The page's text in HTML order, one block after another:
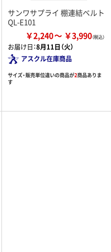
サンワサプライ 棚連結ベルト
QL-E101
￥2,240 ￥3,990
お届け日：8月11日（火）
アスクル在庫商品
サイズ・販売単位違いの商品が2商品ありま
す